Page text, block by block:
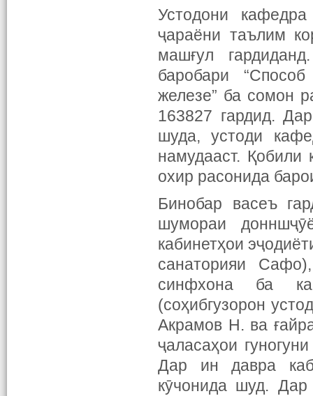
Устодони
ҷараёни таълим
машғул
баробари
железе” ба сомон
163827 гардид.
шуда, устоди
намудааст. Қобили
охир расонида
Бинобар васеъ
шумораи
кабинетҳои
санаторияи
синфхона ба
(соҳибгузорон
Акрамов Н. ва
ҷаласаҳои
Дар ин давра
кӯчонида шуд.